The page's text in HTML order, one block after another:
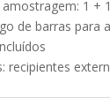
amostragem: 1 +
de barras para
recipientes